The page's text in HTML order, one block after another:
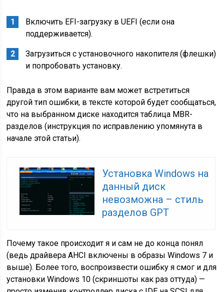
Включить EFI-загрузку в UEFI (если она
поддерживается).
Загрузиться с установочного накопителя (флешки)
и попробовать установку.
Правда в этом варианте вам может встретиться
другой тип ошибки, в тексте которой будет сообщаться,
что на выбранном диске находится таблица MBR-
разделов (инструкция по исправлению упомянута в
начале этой статьи).
Установка Windows на
данный диск
невозможна – стиль
разделов GPT
Почему такое происходит я и сам не до конца понял
(ведь драйвера AHCI включены в образы Windows 7 и
выше). Более того, воспроизвести ошибку я смог и для
установки Windows 10 (скриншоты как раз оттуда) —